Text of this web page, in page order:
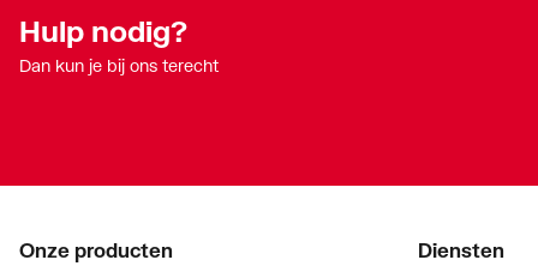
Hulp nodig?
Dan kun je bij ons terecht
Onze producten Diensten